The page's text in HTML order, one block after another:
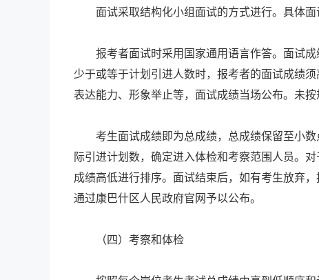
面试采取结构化小组面试的方式进行。具体面
报考者面试时采用国家通用语言作答。面试成
少于或等于计划引进人数时，报考者的面试成绩
表达能力、形象举止等，面试成绩当场公布。未
考生面试成绩即为总成绩，总成绩保留至小数
际引进计划数，确定进入体检和考察范围人员。
成绩高低进行排序。面试结束后，如有考生放弃
通过康巴什区人民政府官网予以公布。
（四）考察和体检